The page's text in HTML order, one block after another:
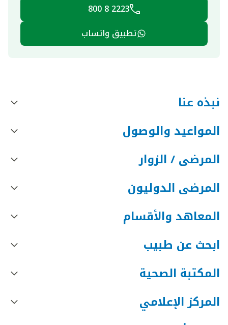
2223 8 800
تطبيق واتساب
نبذه عنا
المواعيد والوصول
المرضى / الزوار
المرضى الدوليون
المعاهد والأقسام
ابحث عن طبيب
المكتبة الصحية
المركز الإعلامي